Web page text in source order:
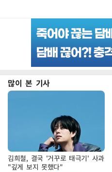
많이 본 기사
김희철, 결국 '거꾸로 태극기' 사과
"깊게 보지 못했다"